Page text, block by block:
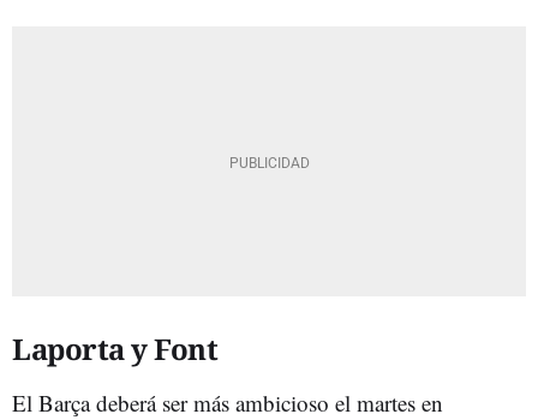
Laporta y Font
El Barça deberá ser más ambicioso el martes en